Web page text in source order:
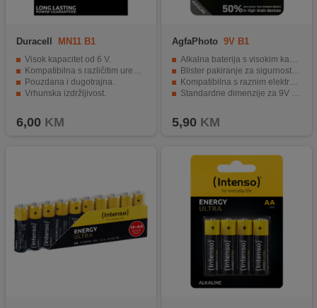
Duracell MN11 B1
Visok kapacitet od 6 V.
Kompatibilna s različitim uređajima.
Pouzdana i dugotrajna.
Vrhunska izdržljivost.
6,00 KM
AgfaPhoto 9V B1
Alkalna baterija s visokim kapacitetom
Blister pakiranje za sigurnost i zaštitu
Kompatibilna s raznim elektroničkim uređajima
Standardne dimenzije za 9V bateriju
5,90 KM